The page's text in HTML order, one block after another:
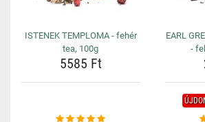
ISTENEK TEMPLOMA - fehér
tea, 100g
5585 Ft
EARL
-